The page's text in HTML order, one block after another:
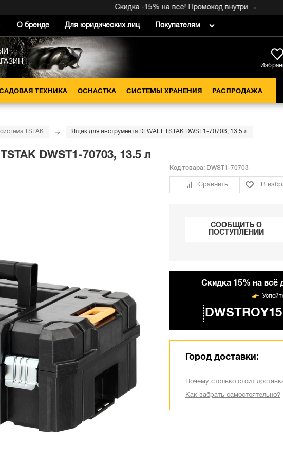
Скидка -15% на всё! Промокод внутри →
О бренде Для юридических лиц Покупателям
ТЕХНИКА ОСНАСТКА СИСТЕМЫ ХРАНЕНИЯ РАСПРОДАЖА
TSTAK Ящик для инструмента DEWALT TSTAK DWST1-70703, 13.5 л
DWST1-70703, 13.5 л
Код товара: DWST1-70703
Сравнить В
СООБЩИТЬ О
ПОСТУПЛЕНИИ
Cкидка 15% на всё
DWSTROY15
Город доставки:
Почему столько стоит
Как забрать самостоятельно?